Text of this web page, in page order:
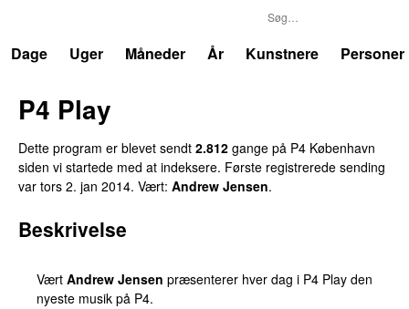
Dage
Uger Måneder År Kunstnere Personer
P4 Play
Dette program er blevet sendt 2.812 gange på P4 København
siden vi startede med at indeksere. Første registrerede sending
var tors 2. jan 2014. Vært: Andrew Jensen.
Beskrivelse
Vært Andrew Jensen præsenterer hver dag i P4 Play den
nyeste musik på P4.